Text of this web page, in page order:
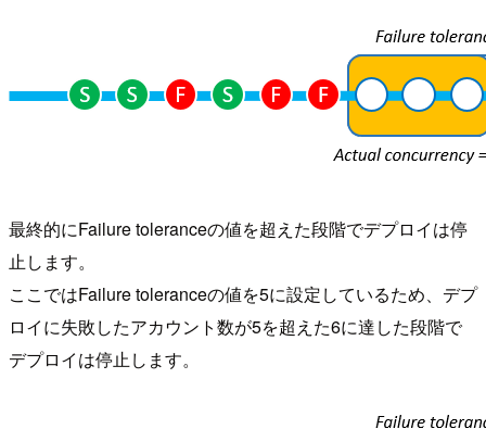
最終的にFailure toleranceの値を超えた段階でデプロイは停
止します。
ここではFailure toleranceの値を5に設定しているため、デプ
ロイに失敗したアカウント数が5を超えた6に達した段階で
デプロイは停止します。